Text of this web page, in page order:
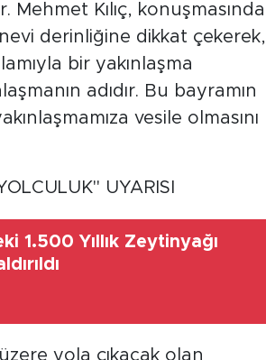
Kılıç, konuşmasında
derinliğine dikkat çekerek,
bir yakınlaşma
adıdır. Bu bayramın
vesile olmasını
UYARISI
1.500 Yıllık Zeytinyağı
yola çıkacak olan